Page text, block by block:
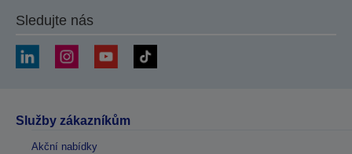
Sledujte nás
Služby zákazníkům
Akční nabídky